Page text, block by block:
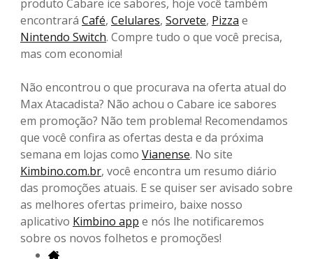
produto Cabare ice sabores, hoje você também
encontrará Café, Celulares, Sorvete, Pizza e
Nintendo Switch. Compre tudo o que você precisa,
mas com economia!
Não encontrou o que procurava na oferta atual do
Max Atacadista? Não achou o Cabare ice sabores
em promoção? Não tem problema! Recomendamos
que você confira as ofertas desta e da próxima
semana em lojas como Vianense. No site
Kimbino.com.br, você encontra um resumo diário
das promoções atuais. E se quiser ser avisado sobre
as melhores ofertas primeiro, baixe nosso
aplicativo Kimbino app e nós lhe notificaremos
sobre os novos folhetos e promoções!